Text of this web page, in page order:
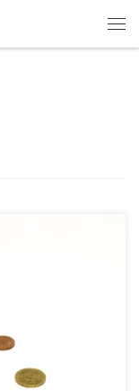
nom l’indique bien,
de l’enseignement
les murs de l’école
se cache derrière